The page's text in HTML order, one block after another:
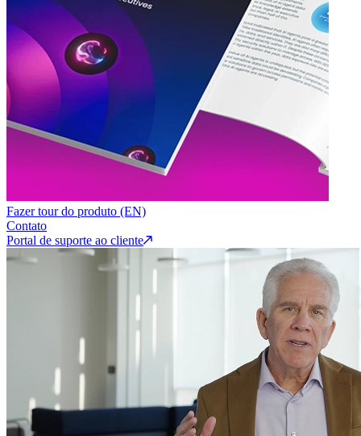
Fazer tour do produto (EN)
Contato
Portal de suporte ao cliente